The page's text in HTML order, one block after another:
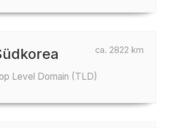
ca. 2822 km
Level Domain (TLD)